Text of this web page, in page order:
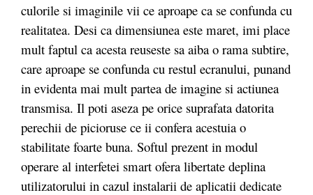
culorile si imaginile vii ce aproape ca se confunda cu
realitatea. Desi ca dimensiunea este maret, imi place
mult faptul ca acesta reuseste sa aiba o rama subtire,
care aproape se confunda cu restul ecranului, punand
in evidenta mai mult partea de imagine si actiunea
transmisa. Il poti aseza pe orice suprafata datorita
perechii de picioruse ce ii confera acestuia o
stabilitate foarte buna. Softul prezent in modul
operare al interfetei smart ofera libertate deplina
utilizatorului in cazul instalarii de aplicatii dedicate